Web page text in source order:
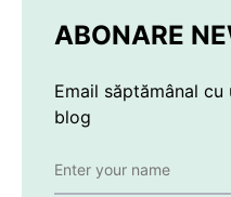
ABONARE
Email săptămânal
blog